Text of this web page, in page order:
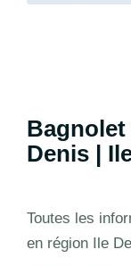
Bagnolet
Denis |
Toutes les
en région Ile